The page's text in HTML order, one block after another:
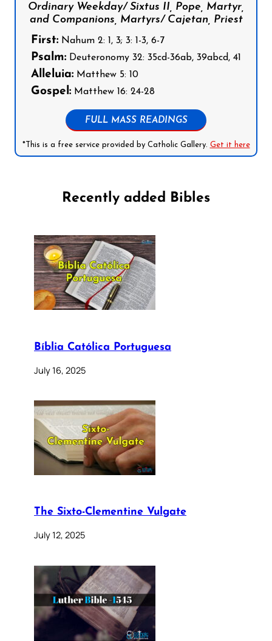
Ordinary Weekday/ Sixtus II, Pope, Martyr,
and Companions, Martyrs/ Cajetan, Priest
First: Nahum 2: 1, 3; 3: 1-3, 6-7
Psalm: Deuteronomy 32: 35cd-36ab, 39abcd, 41
Alleluia: Matthew 5: 10
Gospel: Matthew 16: 24-28
FULL MASS READINGS
*This is a free service provided by Catholic Gallery. Get it here
Recently added Bibles
Bíblia Católica Portuguesa
July 16, 2025
The Sixto-Clementine Vulgate
July 12, 2025